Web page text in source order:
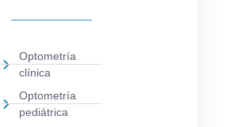
Optometría
clínica
Optometría
pediátrica